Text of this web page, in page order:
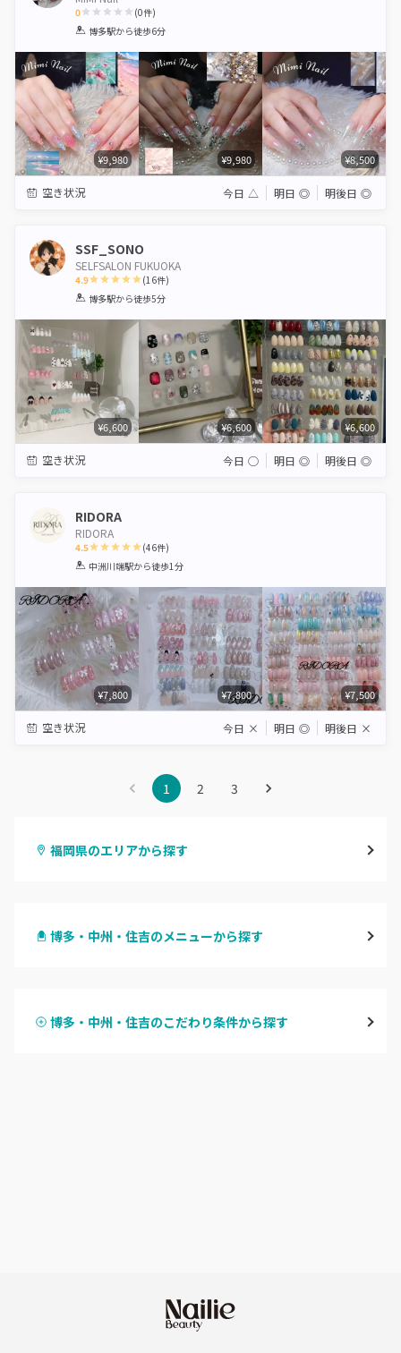
0
1 2 3 4 5
(0件)
博多駅から徒歩6分
¥9,980 ¥9,980 ¥8,500
空き状況 今日 △ 明日 ◎ 明後日 ◎
SSF_SONO
SELFSALON FUKUOKA
4.9
1 2 3 4 5
(16件)
博多駅から徒歩5分
¥6,600 ¥6,600 ¥6,600
空き状況 今日 ◯ 明日 ◎ 明後日 ◎
RIDORA
RIDORA
4.5
1 2 3 4 5
(46件)
中洲川端駅から徒歩1分
¥7,800 ¥7,800 ¥7,500
空き状況 今日 × 明日 ◎ 明後日 ×
1 2 3
福岡県のエリアから探す
博多・中州・住吉のメニューから探す
博多・中州・住吉のこだわり条件から探す